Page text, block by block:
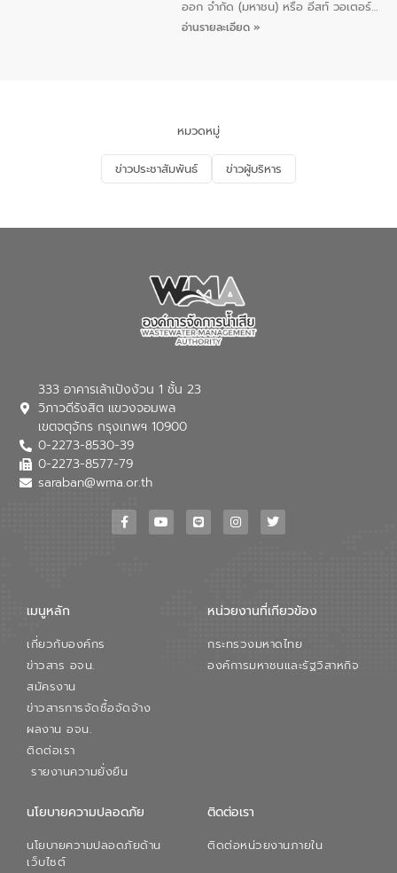
ออก จำกัด (มหาชน) หรือ อีสท์ วอเตอร์
เมื่อวันอังคารที่ 4 สิงหาคม 2569 ณ ห้อง
ด้านน้ำของประเทศ และเตรียมความพร้อม
รองรับการเติบโตของเมือง รวมถึงการ
ลงทุนในอุตสาหกรรมแห่งอนาคต ตลอดจน
มุ่งตอบโจทย์ความท้าทายจากวิกฤตการ
ในครั้งนี้เป็นการดึงจุดแข็งและความ
(อจน.) มาผสานกับประสบการณ์และ
เทคโนโลยีโครงข่ายน้ำครบวงจรในพื้นที่ EEC
ของอีสท์ วอเตอร์ เพื่อร่วมกันศึกษา
เทคโนโลยีการปรับปรุงคุณภาพน้ำ (Water
Reuse) และพัฒนารูปแบบการดำเนินงาน
ใช้น้ำที่พุ่งสูงขึ้นจากการขยายตัวของ
การองค์การจัดการน้ำเสีย กล่าวถึงภารกิจ
เพื่อสนับสนุนการพัฒนาเมืองอย่างยั่งยืน
ขณะที่ นายบดินทร์ อุดล กรรมการผู้อำนวย
สมดุลทางเศรษฐกิจและสิ่งแวดล้อมได้อย่าง
ภาคเอกชนในครั้งนี้ นับเป็นก้าวสำคัญของ
องค์การจัดการน้ำเสีย (อจน.) ในการร่วมวาง
อ่านรายละเอียด »
หมวดหมู่
ข่าวประชาสัมพันธ์ ข่าวผู้บริหาร
333 อาคารเล้าเป้งง้วน 1 ชั้น 23
วิภาวดีรังสิต แขวงจอมพล
เขตจตุจักร กรุงเทพฯ 10900
0-2273-8530-39
0-2273-8577-79
saraban@wma.or.th
เมนูหลัก
เกี่ยวกับองค์กร
ข่าวสาร อจน.
สมัครงาน
ข่าวสารการจัดซื้อจัดจ้าง
ผลงาน อจน.
ติดต่อเรา
รายงานความยั่งยืน
หน่วยงานที่เกียวข้อง
กระทรวงมหาดไทย
องค์การมหาชนและรัฐวิสาหกิจ
นโยบายความปลอดภัย
นโยบายความปลอดภัยด้าน
เว็บไซต์
ติดต่อเรา
ติดต่อหน่วยงานภายใน